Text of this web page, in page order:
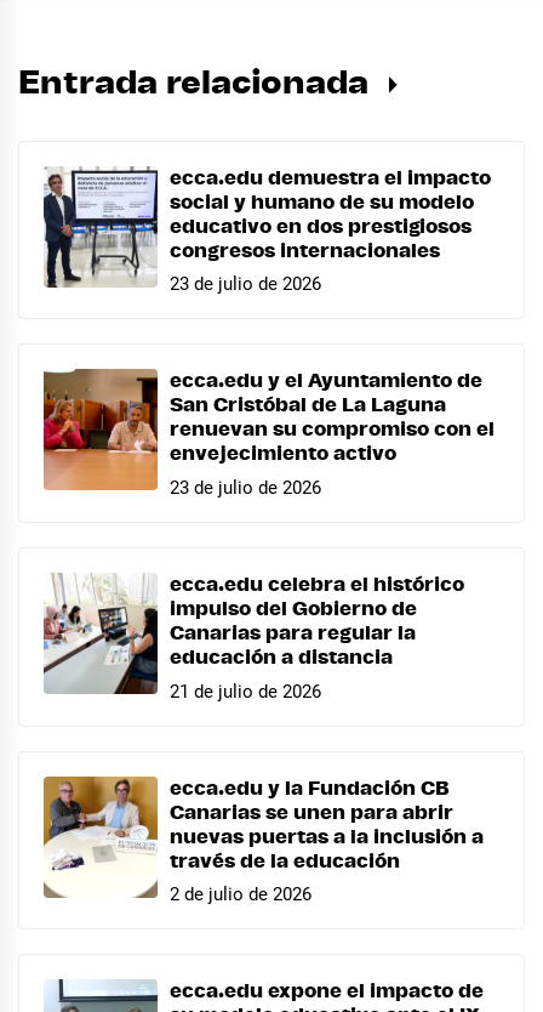
Entrada relacionada
ecca.edu demuestra el impacto
social y humano de su modelo
educativo en dos prestigiosos
congresos internacionales
23 de julio de 2026
ecca.edu y el Ayuntamiento de
San Cristóbal de La Laguna
renuevan su compromiso con el
envejecimiento activo
23 de julio de 2026
ecca.edu celebra el histórico
impulso del Gobierno de
Canarias para regular la
educación a distancia
21 de julio de 2026
ecca.edu y la Fundación CB
Canarias se unen para abrir
nuevas puertas a la inclusión a
través de la educación
2 de julio de 2026
ecca.edu expone el impacto de